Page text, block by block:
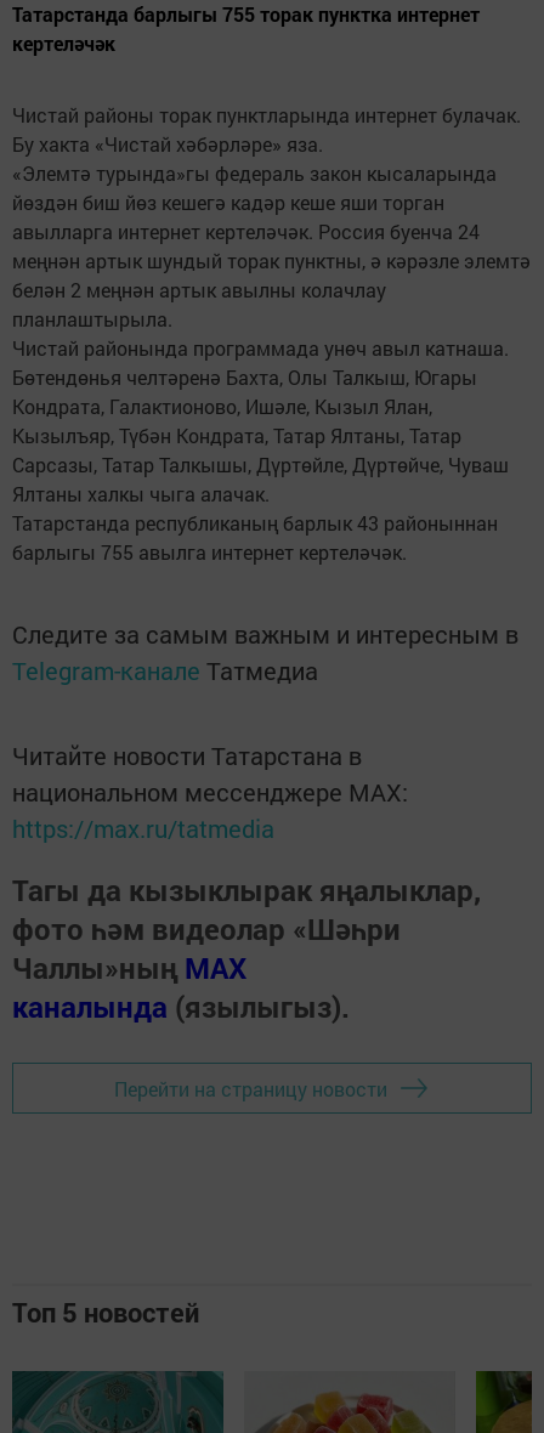
Татарстанда барлыгы 755 торак пунктка интернет
кертеләчәк
Чистай районы торак пунктларында интернет булачак.
Бу хакта «Чистай хәбәрләре» яза.
«Элемтә турында»гы федераль закон кысаларында
йөздән биш йөз кешегә кадәр кеше яши торган
авылларга интернет кертеләчәк. Россия буенча 24
меңнән артык шундый торак пунктны, ә кәрәзле элемтә
белән 2 меңнән артык авылны колачлау
планлаштырыла.
Чистай районында программада унөч авыл катнаша.
Бөтендөнья челтәренә Бахта, Олы Талкыш, Югары
Кондрата, Галактионово, Ишәле, Кызыл Ялан,
Кызылъяр, Түбән Кондрата, Татар Ялтаны, Татар
Сарсазы, Татар Талкышы, Дүртөйле, Дүртөйче, Чуваш
Ялтаны халкы чыга алачак.
Татарстанда республиканың барлык 43 районыннан
барлыгы 755 авылга интернет кертеләчәк.
Следите за самым важным и интересным в
Telegram-канале Татмедиа
Читайте новости Татарстана в
национальном мессенджере MАХ:
https://max.ru/tatmedia
Тагы да кызыклырак яңалыклар,
фото һәм видеолар «Шәһри
Чаллы»ның MAX
каналында (язылыгыз).
Перейти на страницу новости
Топ 5 новостей